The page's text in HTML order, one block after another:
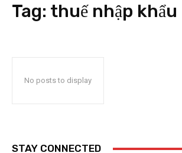
Tag: thuế nhập khẩu
No posts to display
STAY CONNECTED